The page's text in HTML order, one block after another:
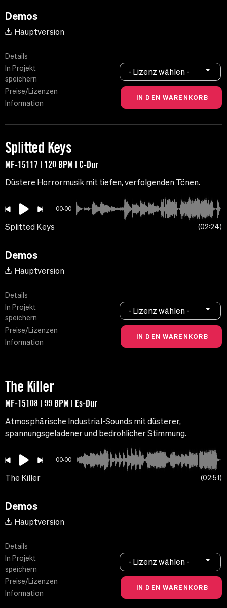
Demos
Hauptversion
Details
In Projekt
speichern
Preise/Lizenzen
Information
- Lizenz wählen -
Splitted Keys
MF-15117 | 120 BPM | C-Dur
Düstere Horrormusik mit tiefen, verfolgenden Tönen.
00:00
Splitted Keys 02:24
Demos
Hauptversion
Details
In Projekt
speichern
Preise/Lizenzen
Information
- Lizenz wählen -
The Killer
MF-15108 | 99 BPM | Es-Dur
Atmosphärische Industrial-Sounds mit düsterer,
spannungsgeladener und bedrohlicher Stimmung.
00:00
The Killer 02:51
Demos
Hauptversion
Details
In Projekt
speichern
Preise/Lizenzen
Information
- Lizenz wählen -